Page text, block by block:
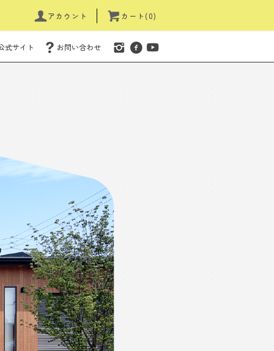
アカウント カート(0)
式サイト お問い合わせ